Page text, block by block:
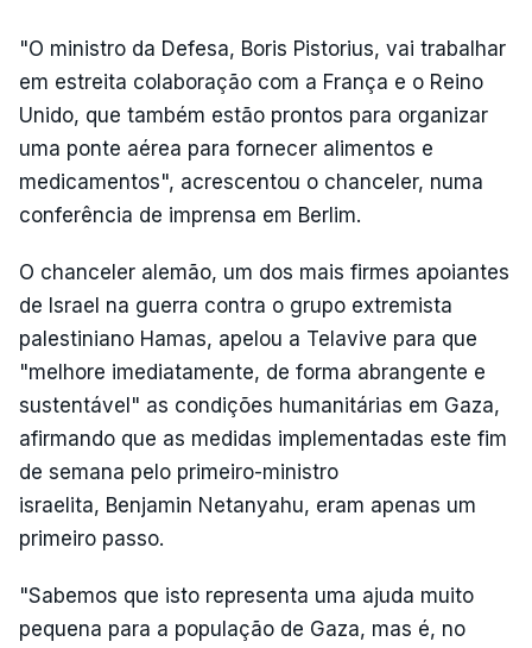
"O ministro da Defesa, Boris Pistorius, vai trabalhar
em estreita colaboração com a França e o Reino
Unido, que também estão prontos para organizar
uma ponte aérea para fornecer alimentos e
medicamentos", acrescentou o chanceler, numa
conferência de imprensa em Berlim.
O chanceler alemão, um dos mais firmes apoiantes
de Israel na guerra contra o grupo extremista
palestiniano Hamas, apelou a Telavive para que
"melhore imediatamente, de forma abrangente e
sustentável" as condições humanitárias em Gaza,
afirmando que as medidas implementadas este fim
de semana pelo primeiro-ministro
israelita, Benjamin Netanyahu, eram apenas um
primeiro passo.
"Sabemos que isto representa uma ajuda muito
pequena para a população de Gaza, mas é, no